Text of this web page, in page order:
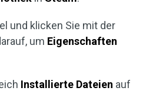
und klicken Sie mit der
um Eigenschaften
Installierte Dateien auf